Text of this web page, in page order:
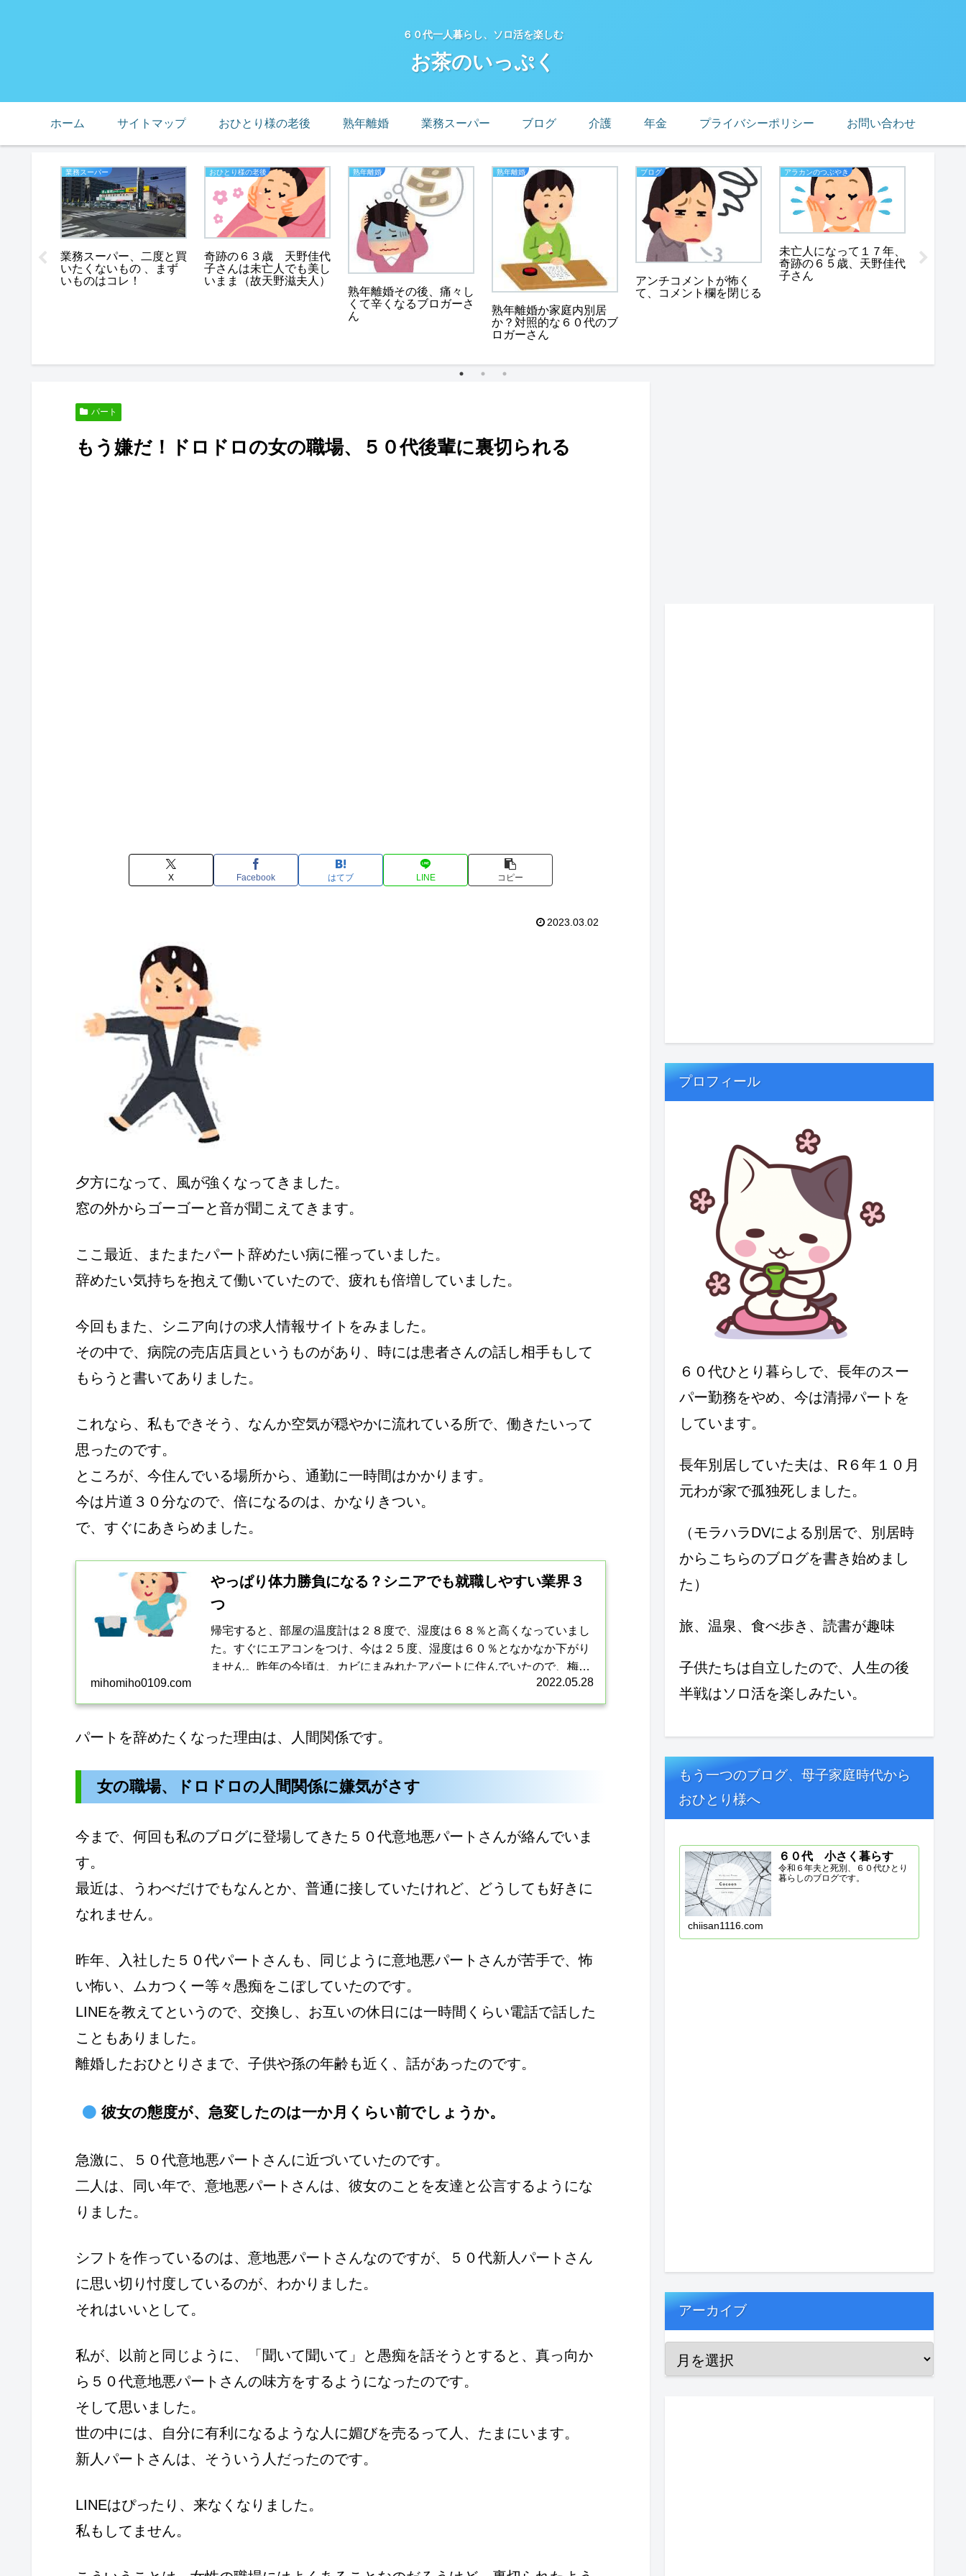
６０代一人暮らし、ソロ活を楽しむ
お茶のいっぷく
ホーム サイトマップ おひとり様の老後 熟年離婚 業務スーパー ブログ 介護 年金 プライバシーポリシー お問い合わせ
カロニ
業務スーパー
業務スーパー、二度と買
いたくないもの 、まず
いものはコレ！
おひとり様の老後
奇跡の６３歳 天野佳代
子さんは未亡人でも美し
いまま（故天野滋夫人）
熟年離婚
熟年離婚その後、痛々し
くて辛くなるブロガーさ
ん
熟年離婚
熟年離婚か家庭内別居
か？対照的な６０代のブ
ロガーさん
ブログ
アンチコメントが怖く
て、コメント欄を閉じる
アラカンのつぶやき
未亡人になって１７年、
奇跡の６５歳、天野佳代
子さん
消えた
パート
もう嫌だ！ドロドロの女の職場、５０代後輩に裏切られる
X Facebook はてブ LINE コピー
2023.03.02
夕方になって、風が強くなってきました。
窓の外からゴーゴーと音が聞こえてきます。
ここ最近、またまたパート辞めたい病に罹っていました。
辞めたい気持ちを抱えて働いていたので、疲れも倍増していました。
今回もまた、シニア向けの求人情報サイトをみました。
その中で、病院の売店店員というものがあり、時には患者さんの話し相手もして
もらうと書いてありました。
これなら、私もできそう、なんか空気が穏やかに流れている所で、働きたいって
思ったのです。
ところが、今住んでいる場所から、通勤に一時間はかかります。
今は片道３０分なので、倍になるのは、かなりきつい。
で、すぐにあきらめました。
やっぱり体力勝負になる？シニアでも就職しやすい業界３
つ
帰宅すると、部屋の温度計は２８度で、湿度は６８％と高くなっていまし
た。すぐにエアコンをつけ、今は２５度、湿度は６０％となかなか下がり
ません。昨年の今頃は、カビにまみれたアパートに住んでいたので、梅雨
mihomiho0109.com 2022.05.28
パートを辞めたくなった理由は、人間関係です。
女の職場、ドロドロの人間関係に嫌気がさす
今まで、何回も私のブログに登場してきた５０代意地悪パートさんが絡んでいま
す。
最近は、うわべだけでもなんとか、普通に接していたけれど、どうしても好きに
なれません。
昨年、入社した５０代パートさんも、同じように意地悪パートさんが苦手で、怖
い怖い、ムカつくー等々愚痴をこぼしていたのです。
LINEを教えてというので、交換し、お互いの休日には一時間くらい電話で話した
こともありました。
離婚したおひとりさまで、子供や孫の年齢も近く、話があったのです。
彼女の態度が、急変したのは一か月くらい前でしょうか。
急激に、５０代意地悪パートさんに近づいていたのです。
二人は、同い年で、意地悪パートさんは、彼女のことを友達と公言するようにな
りました。
シフトを作っているのは、意地悪パートさんなのですが、５０代新人パートさん
に思い切り忖度しているのが、わかりました。
それはいいとして。
私が、以前と同じように、「聞いて聞いて」と愚痴を話そうとすると、真っ向か
ら５０代意地悪パートさんの味方をするようになったのです。
そして思いました。
世の中には、自分に有利になるような人に媚びを売るって人、たまにいます。
新人パートさんは、そういう人だったのです。
LINEはぴったり、来なくなりました。
私もしてません。
プロフィール
６０代ひとり暮らしで、長年のスー
パー勤務をやめ、今は清掃パートを
しています。
長年別居していた夫は、R６年１０月
元わが家で孤独死しました。
（モラハラDVによる別居で、別居時
からこちらのブログを書き始めまし
た）
旅、温泉、食べ歩き、読書が趣味
子供たちは自立したので、人生の後
半戦はソロ活を楽しみたい。
もう一つのブログ、母子家庭時代から
おひとり様へ
６０代 小さく暮らす
令和６年夫と死別、６０代ひとり
暮らしのブログです。
chiisan1116.com
アーカイブ